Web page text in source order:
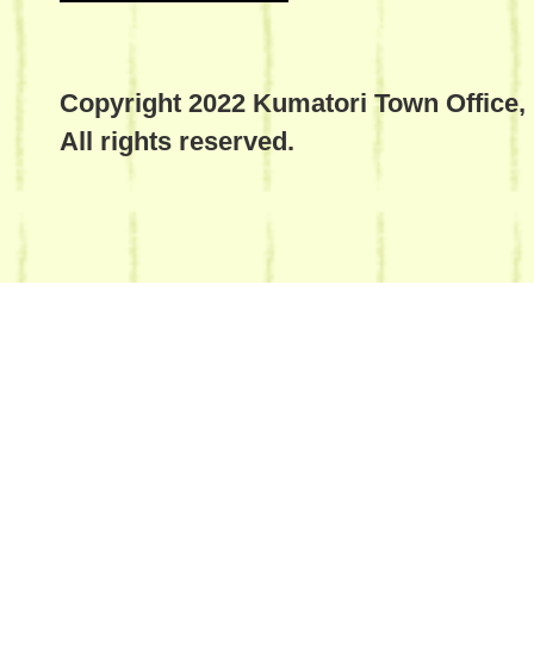
Copyright 2022 Kumatori Town Office,
All rights reserved.